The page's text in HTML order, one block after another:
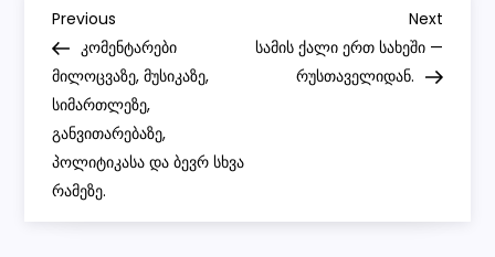
P
o
s
t
n
Previous
Post
Previous
კომენტარები
მილოცვაზე, მუსიკაზე,
სიმართლეზე,
განვითარებაზე,
პოლიტიკასა და ბევრ სხვა
რამეზე.
Next
Post
Next
სამის ქალი ერთ სახეში —
რუსთაველიდან.